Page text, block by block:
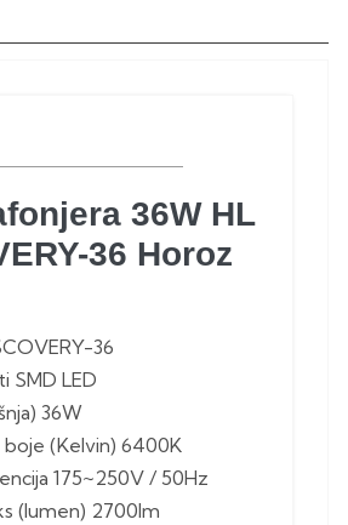
36W HL
36 Horoz
36
SMD LED
36W
(Kelvin) 6400K
175~250V / 50Hz
(lumen) 2700lm